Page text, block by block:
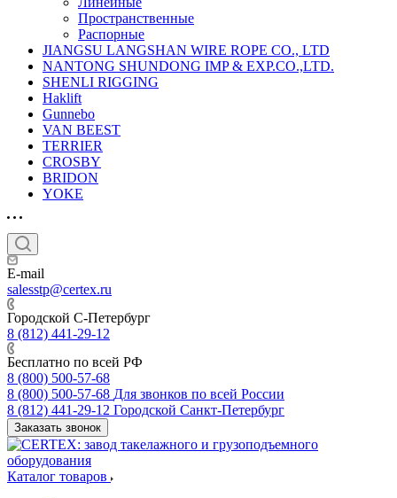
Пространственные
Распорные
JIANGSU LANGSHAN WIRE ROPE CO., LTD
NANTONG SHUNDONG IMP & EXP.CO.,LTD.
SHENLI RIGGING
Haklift
Gunnebo
VAN BEEST
TERRIER
CROSBY
BRIDON
YOKE
E-mail
salesstp@certex.ru
Городской С-Петербург
8 (812) 441-29-12
Бесплатно по всей РФ
8 (800) 500-57-68
8 (800) 500-57-68 Для звонков по всей России
8 (812) 441-29-12 Городской Санкт-Петербург
Заказать звонок
Каталог товаров